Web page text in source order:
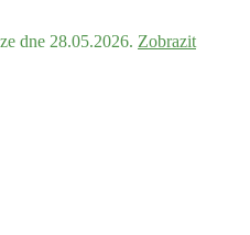
dne 28.05.2026. Zobrazit